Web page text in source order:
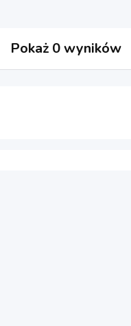
Pokaż 0 wyników